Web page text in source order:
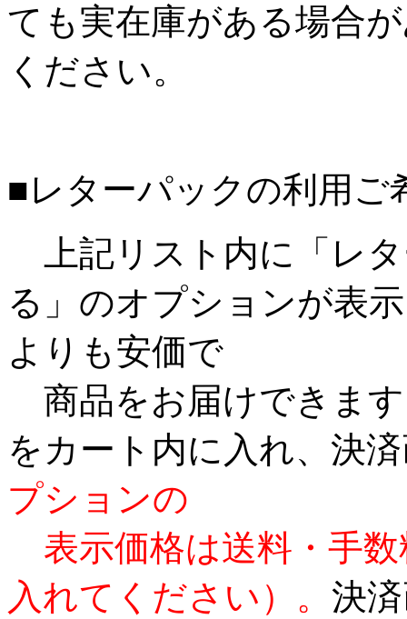
ても実在庫がある場合
ください。
■レターパックの利用ご
上記リスト内に「レ
る」のオプションが表
よりも安価で
商品をお届けできま
をカート内に入れ、決
プションの
表示価格は送料・手
入れてください）。 決